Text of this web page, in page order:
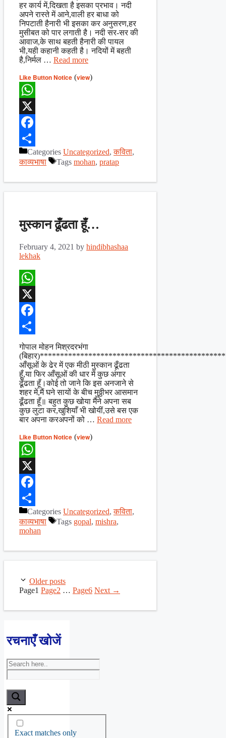
हर कार्य में,दिखता है इसका प्रभाव। नदी
अपने रास्ते में आने,वाली हर बाधा को
निपटाती हैनारी भी इसका कर अनुसरण,हर
मुसीबत को पार लगाती है। नदी सर-सर की
आवाज,के साथ बहती हैनारी की पायल
भी,यही कहानी कहती है। नदियों में बहती
है,निर्मल … Read more
Like Button Notice (view)
WhatsApp
X
Facebook
ShareCategories Uncategorized,कविता,
काव्यभाषा
Tags mohan, pratap
मुस्कान ढूँढता हूँ…
February 4, 2021 by hindibhashaa
lekhak
WhatsApp
X
Facebook
Share
गोपाल मोहन मिश्रदरभंगा
आँसूओं के ढेर में एक मीठी मुस्कान ढूँढता
हूँ,या फिर आँसूओं की धार में कुछ अंगार
ढूँढता हूँ।कोई तो जाने कि इस अनजाने से
शहर में,मैं घने सायों के बीच मुठ्ठीभर आसमान
ढूँढता हूँ॥ बहुत कुछ खोया मैंने अपना सब
कुछ लुटा कर,खुशियाँ भी खोयीं,उसे बस एक
बार अपना करअपनों को … Read more
Like Button Notice (view)
WhatsApp
X
Facebook
ShareCategories Uncategorized,कविता,
काव्यभाषा
Tags gopal, mishra,
mohan
Older posts
Page1 Page2 … Page6 Next →
रचनाएँ खोजें
Exact matches only